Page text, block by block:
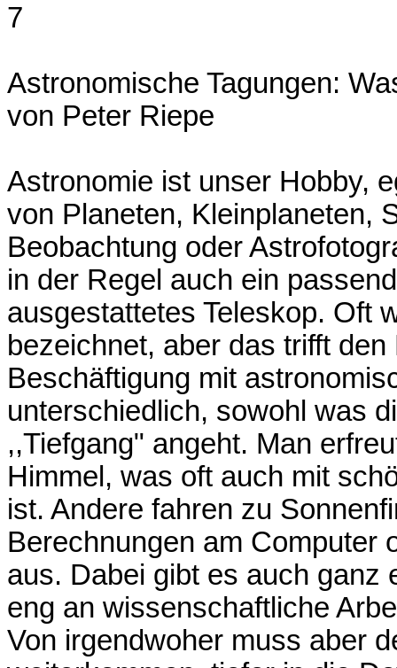
7
Astronomische Tagungen:
von Peter Riepe
Astronomie ist unser Hobby,
von Planeten, Kleinplaneten,
Beobachtung oder
in der Regel auch ein
ausgestattetes Teleskop. Oft
bezeichnet, aber das trifft
Beschäftigung mit
unterschiedlich, sowohl was
,,Tiefgang" angeht. Man
Himmel, was oft auch mit
ist. Andere fahren zu
Berechnungen am Computer
aus. Dabei gibt es auch ganz
eng an wissenschaftliche
Von irgendwoher muss aber